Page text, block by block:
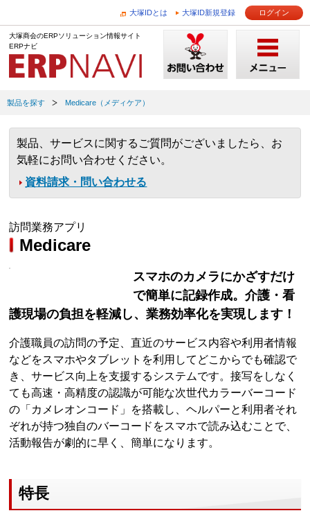
大塚IDとは 大塚ID新規登録 ログイン
大塚商会のERPソリューション情報サイト
ERPナビ
製品を探す Medicare（メディケア）
製品、サービスに関するご質問がございましたら、お
気軽にお問い合わせください。
資料請求・問い合わせる
訪問業務アプリ
Medicare
スマホのカメラにかざすだけ
で簡単に記録作成。介護・看
護現場の負担を軽減し、業務効率化を実現します！
介護職員の訪問の予定、直近のサービス内容や利用者情報
などをスマホやタブレットを利用してどこからでも確認で
き、サービス向上を支援するシステムです。接写をしなく
ても高速・高精度の認識が可能な次世代カラーバーコード
の「カメレオンコード」を搭載し、ヘルパーと利用者それ
ぞれが持つ独自のバーコードをスマホで読み込むことで、
活動報告が劇的に早く、簡単になります。
特長